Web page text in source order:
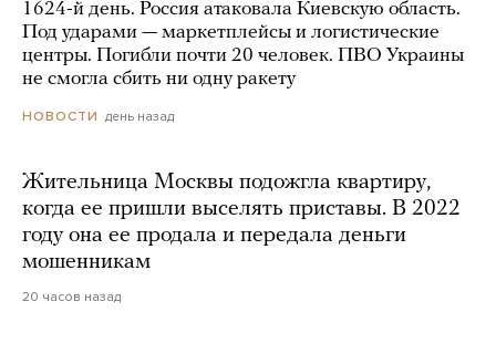
1624-й день. Россия атаковала Киевскую область.
Под ударами — маркетплейсы и логистические
центры. Погибли почти 20 человек. ПВО Украины
не смогла сбить ни одну ракету
НОВОСТИ день назад
Жительница Москвы подожгла квартиру,
когда ее пришли выселять приставы. В 2022
году она ее продала и передала деньги
мошенникам
20 часов назад